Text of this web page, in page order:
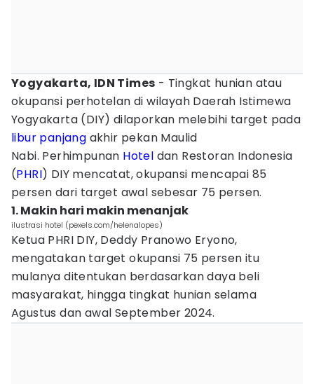
Yogyakarta, IDN Times - Tingkat hunian atau
okupansi perhotelan di wilayah Daerah Istimewa
Yogyakarta (DIY) dilaporkan melebihi target pada
libur panjang akhir pekan Maulid
Nabi. Perhimpunan Hotel dan Restoran Indonesia
(PHRI) DIY mencatat, okupansi mencapai 85
persen dari target awal sebesar 75 persen.
1. Makin hari makin menanjak
ilustrasi hotel (pexels.com/helenalopes)
Ketua PHRI DIY, Deddy Pranowo Eryono,
mengatakan target okupansi 75 persen itu
mulanya ditentukan berdasarkan daya beli
masyarakat, hingga tingkat hunian selama
Agustus dan awal September 2024.